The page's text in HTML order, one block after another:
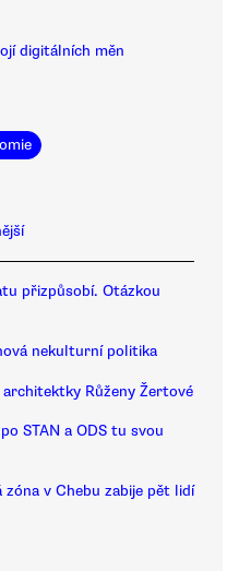
digitálních měn
přizpůsobí. Otázkou
nekulturní politika
Růženy Žertové
STAN a ODS tu svou
zóna v Chebu zabije pět lidí